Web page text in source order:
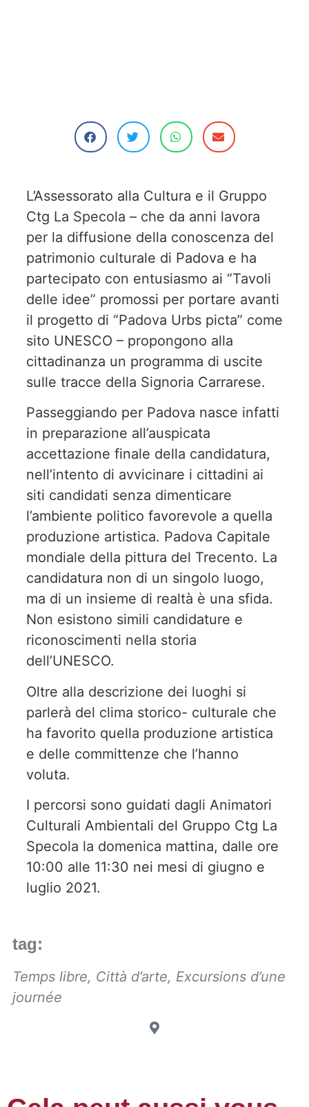
L’Assessorato alla Cultura e il Gruppo
Ctg La Specola – che da anni lavora
per la diffusione della conoscenza del
patrimonio culturale di Padova e ha
partecipato con entusiasmo ai “Tavoli
delle idee” promossi per portare avanti
il progetto di “Padova Urbs picta” come
sito UNESCO – propongono alla
cittadinanza un programma di uscite
sulle tracce della Signoria Carrarese.
Passeggiando per Padova nasce infatti
in preparazione all’auspicata
accettazione finale della candidatura,
nell’intento di avvicinare i cittadini ai
siti candidati senza dimenticare
l’ambiente politico favorevole a quella
produzione artistica. Padova Capitale
mondiale della pittura del Trecento. La
candidatura non di un singolo luogo,
ma di un insieme di realtà è una sfida.
Non esistono simili candidature e
riconoscimenti nella storia
dell’UNESCO.
Oltre alla descrizione dei luoghi si
parlerà del clima storico- culturale che
ha favorito quella produzione artistica
e delle committenze che l’hanno
voluta.
I percorsi sono guidati dagli Animatori
Culturali Ambientali del Gruppo Ctg La
Specola la domenica mattina, dalle ore
10:00 alle 11:30 nei mesi di giugno e
luglio 2021.
tag:
Temps libre, Città d’arte, Excursions d’une
journée